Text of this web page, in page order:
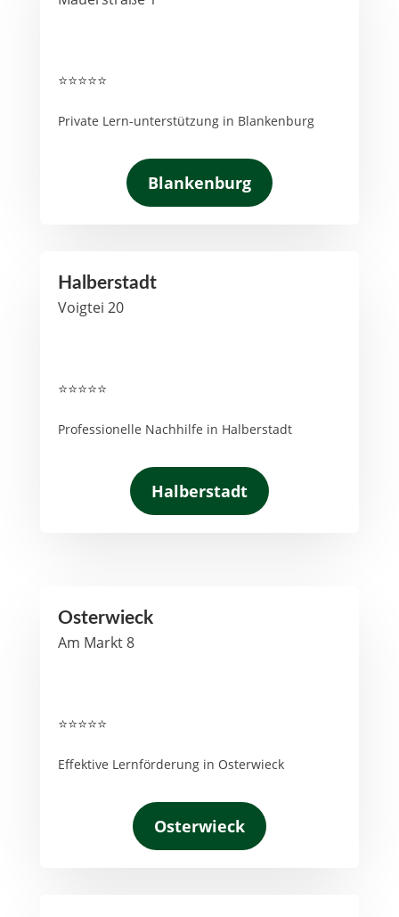
⭐⭐⭐⭐⭐
Private Lern-unterstützung in Blankenburg
Blankenburg
Halberstadt
Voigtei 20
⭐⭐⭐⭐⭐
Professionelle Nachhilfe in Halberstadt
Halberstadt
Osterwieck
Am Markt 8
⭐⭐⭐⭐⭐
Effektive Lernförderung in Osterwieck
Osterwieck